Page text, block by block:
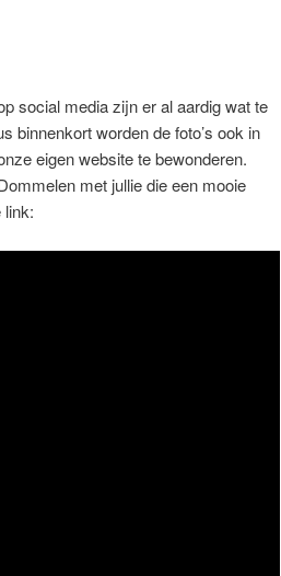
social media zijn er al aardig wat te
binnenkort worden de foto’s ook in
eigen website te bewonderen.
met jullie die een mooie
link: